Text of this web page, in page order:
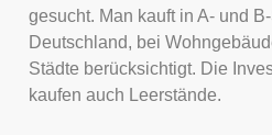
gesucht. Man kauft in A- und
Deutschland, bei
Städte berücksichtigt. Die
kaufen auch Leerstände.